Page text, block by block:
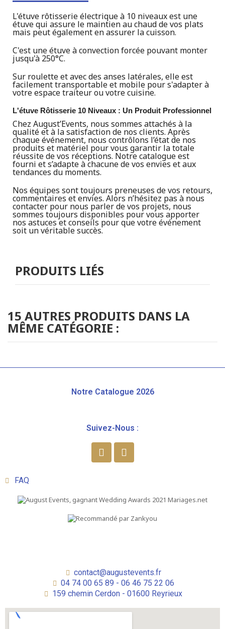
L'étuve rôtisserie électrique à 10 niveaux est une
étuve qui assure le maintien au chaud de vos plats
mais peut également en assurer la cuisson.
C'est une étuve à convection forcée pouvant monter
jusqu'à 250°C.
Sur roulette et avec des anses latérales, elle est
facilement transportable et mobile pour s'adapter à
votre espace traiteur ou votre cuisine.
L'étuve Rôtisserie 10 Niveaux : Un Produit Professionnel
Chez August’Events, nous sommes attachés à la
qualité et à la satisfaction de nos clients. Après
chaque événement, nous contrôlons l’état de nos
produits et matériel pour vous garantir la totale
réussite de vos réceptions. Notre catalogue est
fourni et s’adapte à chacune de vos envies et aux
tendances du moments.
Nos équipes sont toujours preneuses de vos retours,
commentaires et envies. Alors n’hésitez pas à nous
contacter pour nous parler de vos projets, nous
sommes toujours disponibles pour vous apporter
nos astuces et conseils pour que votre événement
soit un véritable succès.
PRODUITS LIÉS
15 AUTRES PRODUITS DANS LA
MÊME CATÉGORIE :
Notre Catalogue 2026
Suivez-Nous :
FAQ
contact@augustevents.fr
04 74 00 65 89 - 06 46 75 22 06
159 chemin Cerdon - 01600 Reyrieux